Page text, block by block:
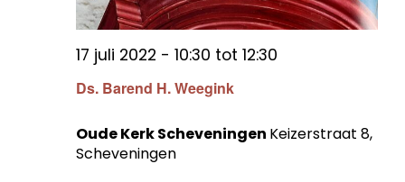
Ds. Barend H. Weegink
17 juli 2022 - 10:30 tot 12:30
Oude Kerk Scheveningen Keizerstraat 8,
Scheveningen